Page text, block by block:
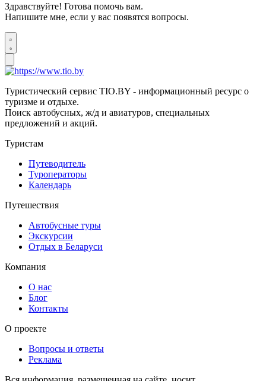
Здравствуйте! Готова помочь вам.
Напишите мне, если у вас появятся вопросы.
Туристический сервис TIO.BY - информационный ресурс о
туризме и отдыхе.
Поиск автобусных, ж/д и авиатуров, специальных
предложений и акций.
Туристам
Путеводитель
Туроператоры
Календарь
Путешествия
Автобусные туры
Экскурсии
Отдых в Беларуси
Компания
О нас
Блог
Контакты
О проекте
Вопросы и ответы
Реклама